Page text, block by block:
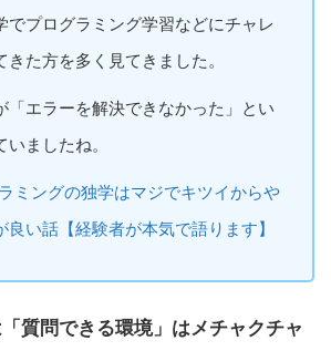
でプログラミング学習などにチャレ
た方を多く見てきました。
「エラーを解決できなかった」とい
ましたね。
ミングの独学はマジでキツイからや
い話【経験者が本気で語ります】
質問できる環境」はメチャクチャ